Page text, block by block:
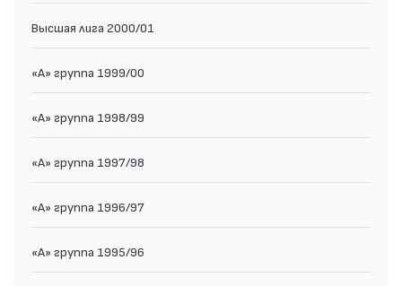
Высшая лига 2000/01
«А» группа 1999/00
«А» группа 1998/99
«А» группа 1997/98
«А» группа 1996/97
«А» группа 1995/96